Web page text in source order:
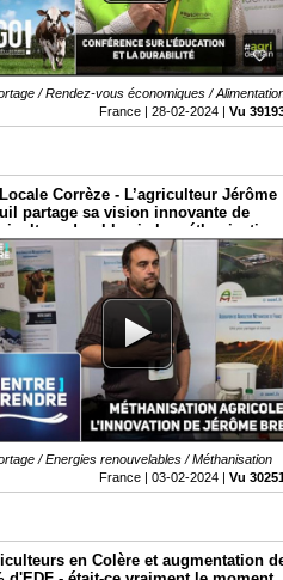
/ Rendez-vous économiques /
France | 28-02-2024| Vu
Corrèze - L’agriculteur Jérôme
partage sa vision innovante de
durable via la méthanisation.
/ Energies renouvelables / Méthanisation
France | 03-02-2024| Vu
en Colère et augmentation